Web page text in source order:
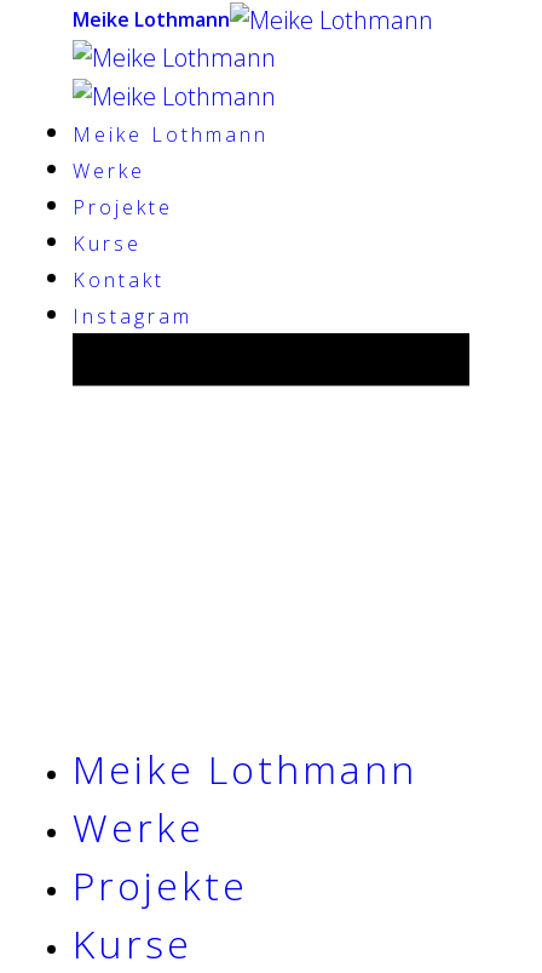
Meike Lothmann
Meike Lothmann
Werke
Projekte
Kurse
Kontakt
Instagram
Meike Lothmann
Werke
Projekte
Kurse